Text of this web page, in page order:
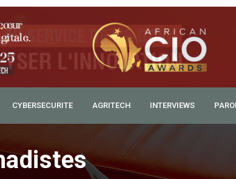
CYBERSECURITE AGRITECH INTERVIEWS